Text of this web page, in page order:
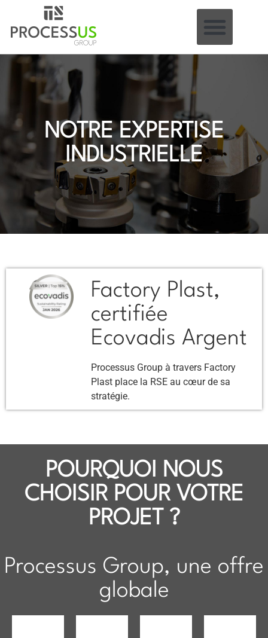
NOTRE EXPERTISE
INDUSTRIELLE
Factory Plast,
certifiée
Ecovadis Argent
Processus Group à travers Factory
Plast place la RSE au cœur de sa
stratégie.
POURQUOI NOUS
CHOISIR POUR VOTRE
PROJET ?
Processus Group, une offre
globale